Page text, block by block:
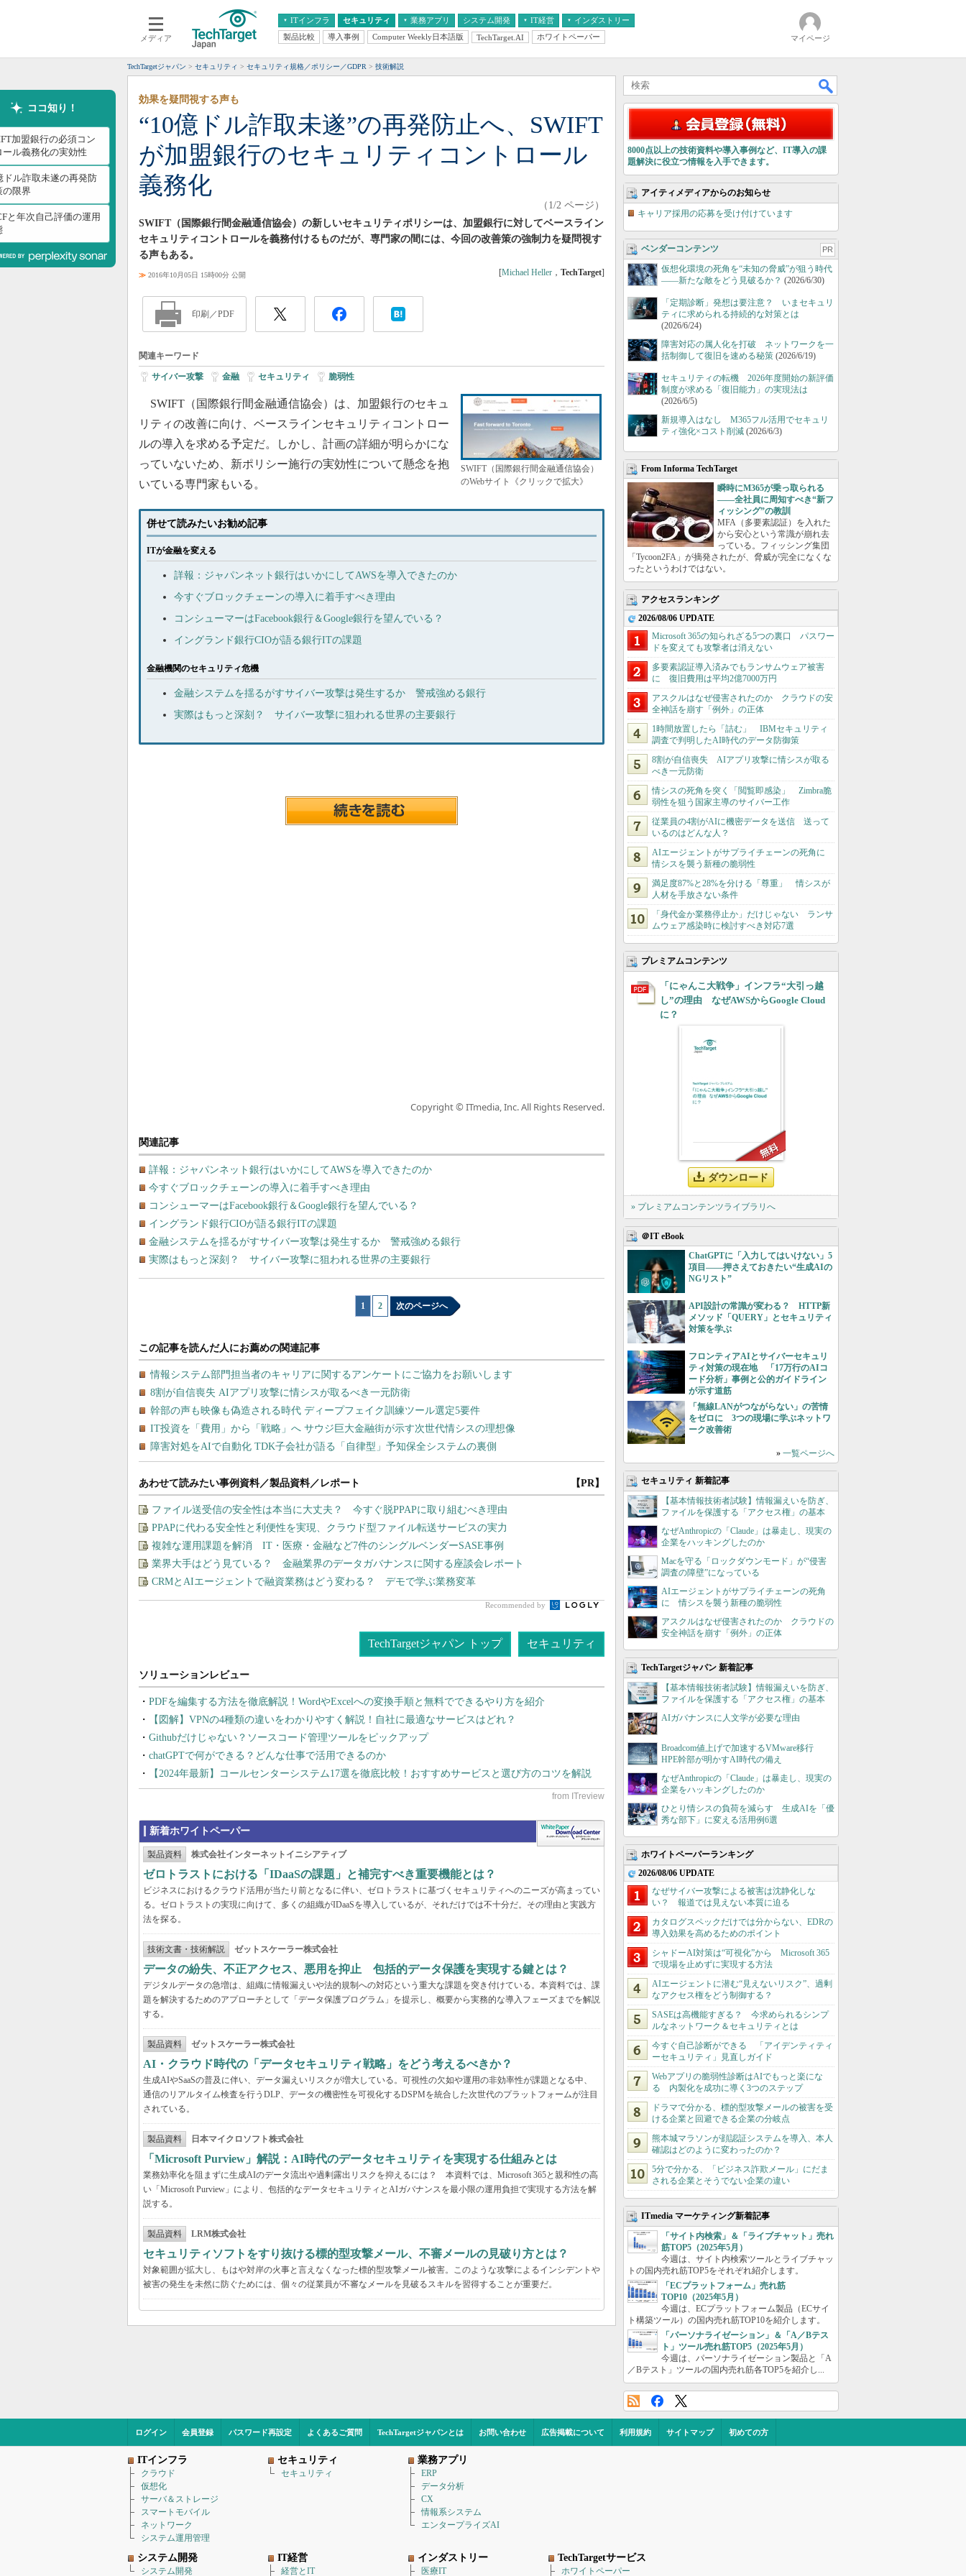
メディア
ITインフラ
クラウド
スマートモバイル
ネットワーク
システム運用管理
セキュリティ 業務アプリ
エンタープライズAI
ERP
情報系システム
システム開発 IT経営
経営とIT
インダストリー
医療IT
製品比較 導入事例 Computer Weekly日本語版 TechTarget.AI ホワイトペーパー マイページ
TechTargetジャパン セキュリティ セキュリティ規格／ポリシー／GDPR 技術解説
ココ知り！
加盟銀行の必須コン
ール義務化の実効性
ドル詐取未遂の再発防
の限界
と年次自己評価の運用
“10億ドル詐取未遂”の再発防止へ、SWIFT
が加盟銀行のセキュリティコントロール
義務化
効果を疑問視する声も
（1/2 ページ）
SWIFT（国際銀行間金融通信協会）の新しいセキュリティポリシーは、加盟銀行に対してベースライン
セキュリティコントロールを義務付けるものだが、専門家の間には、今回の改善策の強制力を疑問視す
る声もある。
≫ 2016年10月05日 15時00分 公開 [Michael Heller ， TechTarget]
印刷／PDF
関連キーワード
サイバー攻撃 金融 セキュリティ 脆弱性
SWIFT（国際銀行間金融通信協会）
のWebサイト《クリックで拡大》
SWIFT（国際銀行間金融通信協会）は、加盟銀行のセキュ
リティの改善に向け、ベースラインセキュリティコントロー
ルの導入を求める予定だ。しかし、計画の詳細が明らかにな
っていないため、新ポリシー施行の実効性について懸念を抱
いている専門家もいる。
併せて読みたいお勧め記事
ITが金融を変える
詳報：ジャパンネット銀行はいかにしてAWSを導入できたのか
今すぐブロックチェーンの導入に着手すべき理由
コンシューマーはFacebook銀行＆Google銀行を望んでいる？
イングランド銀行CIOが語る銀行ITの課題
金融機関のセキュリティ危機
金融システムを揺るがすサイバー攻撃は発生するか 警戒強める銀行
実際はもっと深刻？ サイバー攻撃に狙われる世界の主要銀行
Copyright © ITmedia, Inc. All Rights Reserved.
関連記事
詳報：ジャパンネット銀行はいかにしてAWSを導入できたのか
今すぐブロックチェーンの導入に着手すべき理由
コンシューマーはFacebook銀行＆Google銀行を望んでいる？
イングランド銀行CIOが語る銀行ITの課題
金融システムを揺るがすサイバー攻撃は発生するか 警戒強める銀行
実際はもっと深刻？ サイバー攻撃に狙われる世界の主要銀行
1 2 次のページへ
あわせて読みたい事例資料／製品資料／レポート 【PR】
ファイル送受信の安全性は本当に大丈夫？ 今すぐ脱PPAPに取り組むべき理由
PPAPに代わる安全性と利便性を実現、クラウド型ファイル転送サービスの実力
複雑な運用課題を解消 IT・医療・金融など7件のシングルベンダーSASE事例
業界大手はどう見ている？ 金融業界のデータガバナンスに関する座談会レポート
CRMとAIエージェントで融資業務はどう変わる？ デモで学ぶ業務変革
Recommended by
TechTargetジャパン トップ セキュリティ
PDFを編集する方法を徹底解説！WordやExcelへの変換手順と無料でできるやり方を紹介
【図解】VPNの4種類の違いをわかりやすく解説！自社に最適なサービスはどれ？
Githubだけじゃない？ソースコード管理ツールをピックアップ
chatGPTで何ができる？どんな仕事で活用できるのか
【2024年最新】コールセンターシステム17選を徹底比較！おすすめサービスと選び方のコツを解説
新着ホワイトペーパー
製品資料 株式会社インターネットイニシアティブ
ゼロトラストにおける「IDaaSの課題」と補完すべき重要機能とは？
ビジネスにおけるクラウド活用が当たり前となるに伴い、ゼロトラストに基づくセキュリティへのニーズが高まってい
る。ゼロトラストの実現に向けて、多くの組織がIDaaSを導入しているが、それだけでは不十分だ。その理由と実践方
法を探る。
技術文書・技術解説 ゼットスケーラー株式会社
データの紛失、不正アクセス、悪用を抑止 包括的データ保護を実現する鍵とは？
デジタルデータの急増は、組織に情報漏えいや法的規制への対応という重大な課題を突き付けている。本資料では、課
題を解決するためのアプローチとして「データ保護プログラム」を提示し、概要から実務的な導入フェーズまでを解説
する。
製品資料 ゼットスケーラー株式会社
AI・クラウド時代の「データセキュリティ戦略」をどう考えるべきか？
生成AIやSaaSの普及に伴い、データ漏えいリスクが増大している。可視性の欠如や運用の非効率性が課題となる中、
通信のリアルタイム検査を行うDLP、データの機密性を可視化するDSPMを統合した次世代のプラットフォームが注目
されている。
製品資料 日本マイクロソフト株式会社
「Microsoft Purview」解説：AI時代のデータセキュリティを実現する仕組みとは
業務効率化を阻まずに生成AIのデータ流出や過剰露出リスクを抑えるには？ 本資料では、Microsoft 365と親和性の高
い「Microsoft Purview」により、包括的なデータセキュリティとAIガバナンスを最小限の運用負担で実現する方法を解
説する。
製品資料 LRM株式会社
セキュリティソフトをすり抜ける標的型攻撃メール、不審メールの見破り方とは？
対象範囲が拡大し、もはや対岸の火事と言えなくなった標的型攻撃メール被害。このような攻撃によるインシデントや
被害の発生を未然に防ぐためには、個々の従業員が不審なメールを見破るスキルを習得することが重要だ。
8000点以上の技術資料や導入事例など、IT導入の課
題解決に役立つ情報を入手できます。
アイティメディアからのお知らせ
キャリア採用の応募を受け付けています
ベンダーコンテンツ PR
仮想化環境の死角を“未知の脅威”が狙う時代
――新たな敵をどう見破るか？ (2026/6/30)
「定期診断」発想は要注意？ いまセキュリ
ティに求められる持続的な対策とは
(2026/6/24)
障害対応の属人化を打破 ネットワークを一
括制御して復旧を速める秘策 (2026/6/19)
セキュリティの転機 2026年度開始の新評価
制度が求める「復旧能力」の実現法は
(2026/6/5)
新規導入はなし M365フル活用でセキュリ
ティ強化×コスト削減 (2026/6/3)
From Informa TechTarget
瞬時にM365が乗っ取られる
――全社員に周知すべき“新フ
ィッシング”の教訓
MFA（多要素認証）を入れた
から安心という常識が崩れ去
っている。フィッシング集団
「Tycoon2FA」が摘発されたが、脅威が完全になくな
ったというわけではない。
アクセスランキング
2026/08/06 UPDATE
Microsoft 365の知られざる5つの裏口 パスワー
ドを変えても攻撃者は消えない
多要素認証導入済みでもランサムウェア被害
に 復旧費用は平均2億7000万円
アスクルはなぜ侵害されたのか クラウドの安
全神話を崩す「例外」の正体
1時間放置したら「詰む」 IBMセキュリティ
調査で判明したAI時代のデータ防御策
8割が自信喪失 AIアプリ攻撃に情シスが取る
べき一元防衛
情シスの死角を突く「閲覧即感染」 Zimbra脆
弱性を狙う国家主導のサイバー工作
従業員の4割がAIに機密データを送信 送って
いるのはどんな人？
AIエージェントがサプライチェーンの死角に
情シスを襲う新種の脆弱性
満足度87%と28%を分ける「尊重」 情シスが
人材を手放さない条件
「身代金か業務停止か」だけじゃない ランサ
ムウェア感染時に検討すべき対応7選
プレミアムコンテンツ
「にゃんこ大戦争」インフラ“大引っ越
し”の理由 なぜAWSからGoogle Cloud
に？
ダウンロード
» プレミアムコンテンツライブラリへ
＠IT eBook
ChatGPTに「入力してはいけない」5
項目――押さえておきたい“生成AIの
NGリスト”
API設計の常識が変わる？ HTTP新
メソッド「QUERY」とセキュリティ
対策を学ぶ
フロンティアAIとサイバーセキュリ
ティ対策の現在地 「17万行のAIコ
ード分析」事例と公的ガイドライン
が示す道筋
「無線LANがつながらない」の苦情
をゼロに 3つの現場に学ぶネットワ
ーク改善術
» 一覧ページへ
セキュリティ 新着記事
【基本情報技術者試験】情報漏えいを防ぎ、
ファイルを保護する「アクセス権」の基本
なぜAnthropicの「Claude」は暴走し、現実の
企業をハッキングしたのか
Macを守る「ロックダウンモード」が“侵害
調査の障壁”になっている
AIエージェントがサプライチェーンの死角
に 情シスを襲う新種の脆弱性
アスクルはなぜ侵害されたのか クラウドの
安全神話を崩す「例外」の正体
TechTargetジャパン 新着記事
【基本情報技術者試験】情報漏えいを防ぎ、
ファイルを保護する「アクセス権」の基本
AIガバナンスに人文学が必要な理由
Broadcom値上げで加速するVMware移行
HPE幹部が明かすAI時代の備え
なぜAnthropicの「Claude」は暴走し、現実の
企業をハッキングしたのか
ひとり情シスの負荷を減らす 生成AIを「優
秀な部下」に変える活用例6選
ホワイトペーパーランキング
2026/08/06 UPDATE
なぜサイバー攻撃による被害は沈静化しな
い？ 報道では見えない本質に迫る
カタログスペックだけでは分からない、EDRの
導入効果を高めるためのポイント
シャドーAI対策は“可視化”から Microsoft 365
で現場を止めずに実現する方法
AIエージェントに潜む“見えないリスク”、過剰
なアクセス権をどう制御する？
SASEは高機能すぎる？ 今求められるシンプ
ルなネットワーク＆セキュリティとは
今すぐ自己診断ができる 「アイデンティティ
ーセキュリティ」見直しガイド
Webアプリの脆弱性診断はAIでもっと楽にな
る 内製化を成功に導く3つのステップ
ドラマで分かる、標的型攻撃メールの被害を受
ける企業と回避できる企業の分岐点
熊本城マラソンが顔認証システムを導入、本人
確認はどのように変わったのか？
5分で分かる、「ビジネス詐欺メール」にだま
される企業とそうでない企業の違い
ITmedia マーケティング新着記事
「サイト内検索」＆「ライブチャット」売れ
筋TOP5（2025年5月）
今週は、サイト内検索ツールとライブチャッ
トの国内売れ筋TOP5をそれぞれ紹介します。
「ECプラットフォーム」売れ筋
TOP10（2025年5月）
今週は、ECプラットフォーム製品（ECサイ
ト構築ツール）の国内売れ筋TOP10を紹介します。
「パーソナライゼーション」＆「A／Bテス
ト」ツール売れ筋TOP5（2025年5月）
今週は、パーソナライゼーション製品と「A
／Bテスト」ツールの国内売れ筋各TOP5を紹介し...
ログイン 会員登録 パスワード再設定 よくあるご質問 TechTargetジャパンとは お問い合わせ 広告掲載について 利用規約 サイトマップ 初めての方
ITインフラ
クラウド
仮想化
サーバ＆ストレージ
スマートモバイル
ネットワーク
システム運用管理
セキュリティ
セキュリティ
業務アプリ
ERP
データ分析
CX
情報系システム
エンタープライズAI
システム開発
システム開発
IT経営
経営とIT
インダストリー
医療IT
TechTargetサービス
ホワイトペーパー